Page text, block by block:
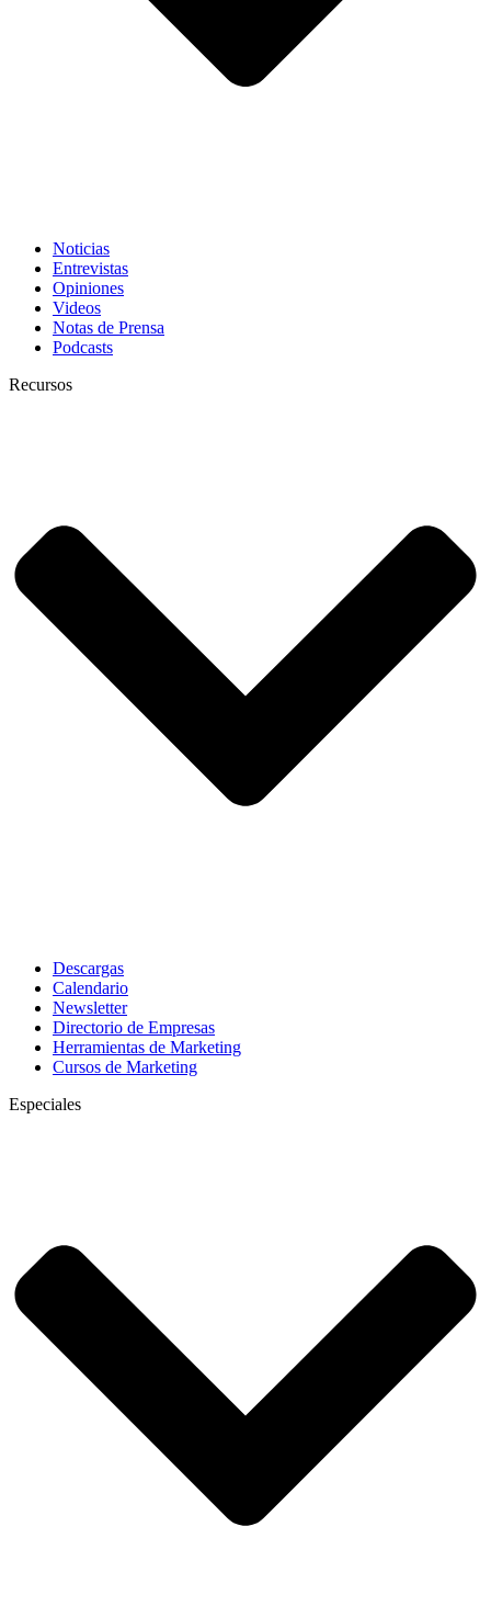
Noticias
Entrevistas
Opiniones
Videos
Notas de Prensa
Podcasts
Recursos
Descargas
Calendario
Newsletter
Directorio de Empresas
Herramientas de Marketing
Cursos de Marketing
Especiales